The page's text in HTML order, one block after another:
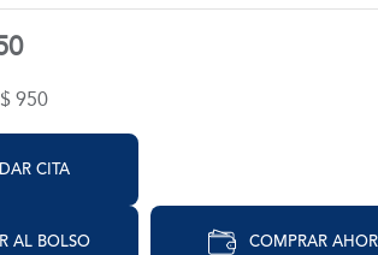
950
CITA
AL BOLSO COMPRAR